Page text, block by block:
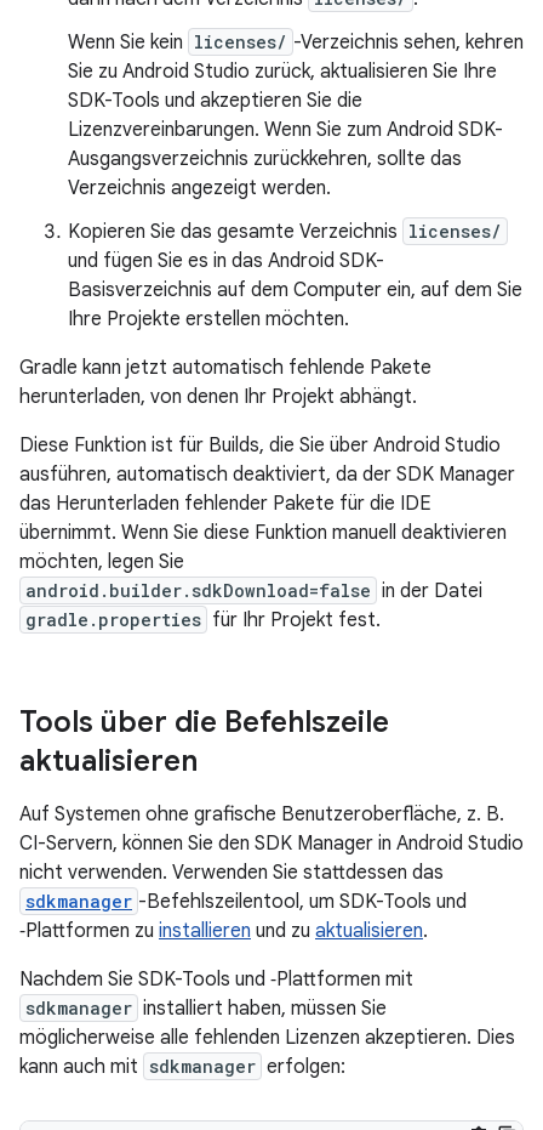
Wenn Sie kein licenses/ -Verzeichnis sehen, kehren
Sie zu Android Studio zurück, aktualisieren Sie Ihre
SDK-Tools und akzeptieren Sie die
Lizenzvereinbarungen. Wenn Sie zum Android SDK-
Ausgangsverzeichnis zurückkehren, sollte das
Verzeichnis angezeigt werden.
Kopieren Sie das gesamte Verzeichnis licenses/
und fügen Sie es in das Android SDK-
Basisverzeichnis auf dem Computer ein, auf dem Sie
Ihre Projekte erstellen möchten.
Gradle kann jetzt automatisch fehlende Pakete
herunterladen, von denen Ihr Projekt abhängt.
Diese Funktion ist für Builds, die Sie über Android Studio
ausführen, automatisch deaktiviert, da der SDK Manager
das Herunterladen fehlender Pakete für die IDE
übernimmt. Wenn Sie diese Funktion manuell deaktivieren
möchten, legen Sie
android.builder.sdkDownload=false in der Datei
gradle.properties für Ihr Projekt fest.
Tools über die Befehlszeile
aktualisieren
Auf Systemen ohne grafische Benutzeroberfläche, z. B.
CI-Servern, können Sie den SDK Manager in Android Studio
nicht verwenden. Verwenden Sie stattdessen das
sdkmanager -Befehlszeilentool, um SDK-Tools und
‑Plattformen zu installieren und zu aktualisieren.
Nachdem Sie SDK-Tools und ‑Plattformen mit
sdkmanager installiert haben, müssen Sie
möglicherweise alle fehlenden Lizenzen akzeptieren. Dies
kann auch mit sdkmanager erfolgen: